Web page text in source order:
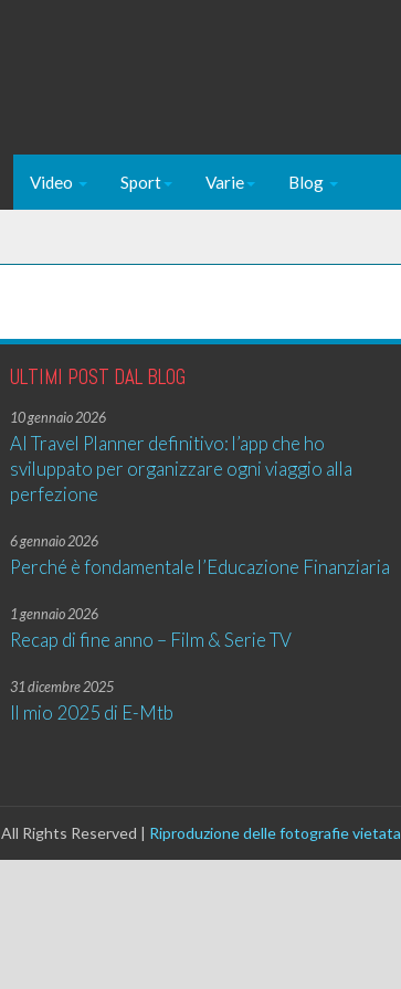
Video Sport Varie Blog
ULTIMI POST DAL BLOG
10 gennaio 2026
AI Travel Planner definitivo: l’app che ho
sviluppato per organizzare ogni viaggio alla
perfezione
6 gennaio 2026
Perché è fondamentale l’Educazione Finanziaria
1 gennaio 2026
Recap di fine anno – Film & Serie TV
31 dicembre 2025
Il mio 2025 di E-Mtb
Rights Reserved | Riproduzione delle fotografie vietata